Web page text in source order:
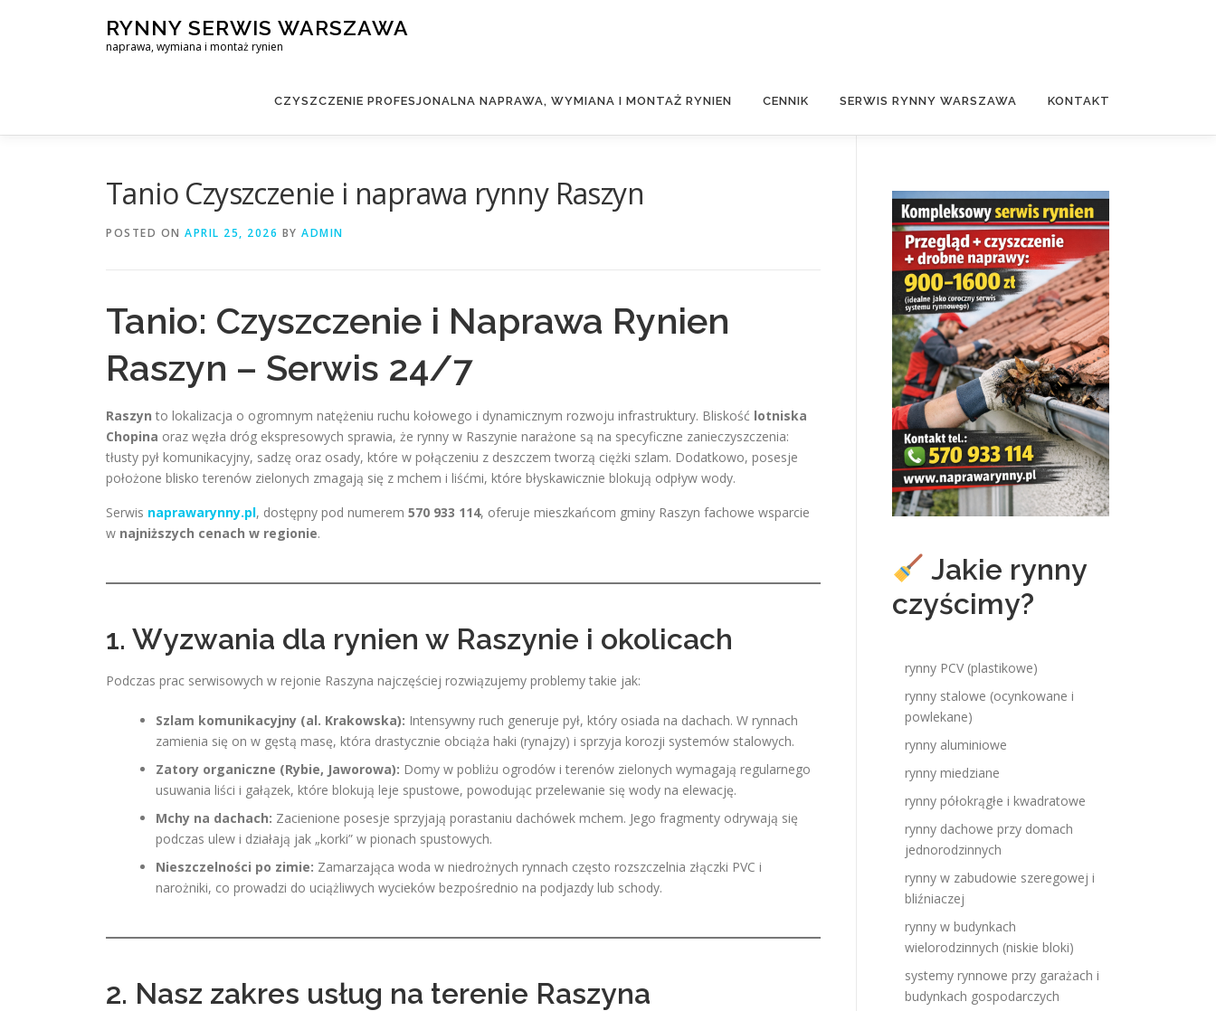
RYNNY SERWIS WARSZAWA
naprawa, wymiana i montaż rynien
CZYSZCZENIE PROFESJONALNA NAPRAWA, WYMIANA I MONTAŻ RYNIEN CENNIK SERWIS RYNNY WARSZAWA KONTAKT
Tanio Czyszczenie i naprawa rynny Raszyn
POSTED ON APRIL 25, 2026 BY ADMIN
Tanio: Czyszczenie i Naprawa Rynien
Raszyn – Serwis 24/7
Raszyn to lokalizacja o ogromnym natężeniu ruchu kołowego i dynamicznym rozwoju infrastruktury. Bliskość lotniska
Chopina oraz węzła dróg ekspresowych sprawia, że rynny w Raszynie narażone są na specyficzne zanieczyszczenia:
tłusty pył komunikacyjny, sadzę oraz osady, które w połączeniu z deszczem tworzą ciężki szlam. Dodatkowo, posesje
położone blisko terenów zielonych zmagają się z mchem i liśćmi, które błyskawicznie blokują odpływ wody.
Serwis naprawarynny.pl, dostępny pod numerem 570 933 114, oferuje mieszkańcom gminy Raszyn fachowe wsparcie
w najniższych cenach w regionie.
1. Wyzwania dla rynien w Raszynie i okolicach
Podczas prac serwisowych w rejonie Raszyna najczęściej rozwiązujemy problemy takie jak:
Szlam komunikacyjny (al. Krakowska): Intensywny ruch generuje pył, który osiada na dachach. W rynnach
zamienia się on w gęstą masę, która drastycznie obciąża haki (rynajzy) i sprzyja korozji systemów stalowych.
Zatory organiczne (Rybie, Jaworowa): Domy w pobliżu ogrodów i terenów zielonych wymagają regularnego
usuwania liści i gałązek, które blokują leje spustowe, powodując przelewanie się wody na elewację.
Mchy na dachach: Zacienione posesje sprzyjają porastaniu dachówek mchem. Jego fragmenty odrywają się
podczas ulew i działają jak „korki” w pionach spustowych.
Nieszczelności po zimie: Zamarzająca woda w niedrożnych rynnach często rozszczelnia złączki PVC i
narożniki, co prowadzi do uciążliwych wycieków bezpośrednio na podjazdy lub schody.
2. Nasz zakres usług na terenie Raszyna
Jakie rynny
czyścimy?
rynny PCV (plastikowe)
rynny stalowe (ocynkowane i
powlekane)
rynny aluminiowe
rynny miedziane
rynny półokrągłe i kwadratowe
rynny dachowe przy domach
jednorodzinnych
rynny w zabudowie szeregowej i
bliźniaczej
rynny w budynkach
wielorodzinnych (niskie bloki)
systemy rynnowe przy garażach i
budynkach gospodarczych